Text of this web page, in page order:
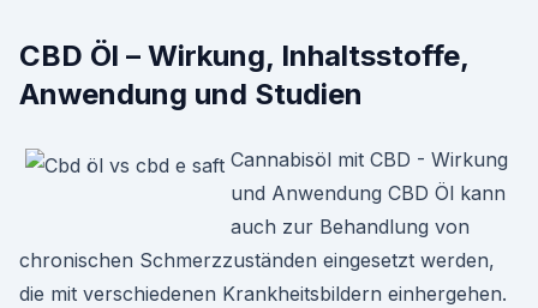
CBD Öl – Wirkung, Inhaltsstoffe,
Anwendung und Studien
Cannabisöl mit CBD - Wirkung
und Anwendung CBD Öl kann
auch zur Behandlung von
chronischen Schmerzzuständen eingesetzt werden,
die mit verschiedenen Krankheitsbildern einhergehen.